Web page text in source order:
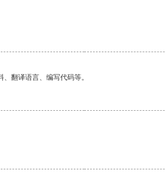
翻译语言、编写代码等。